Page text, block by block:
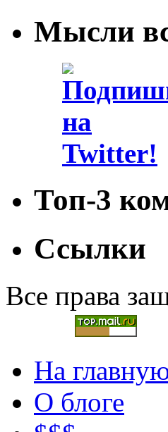
Мысли
Топ-3
Ссылки
Все права
На
О блоге